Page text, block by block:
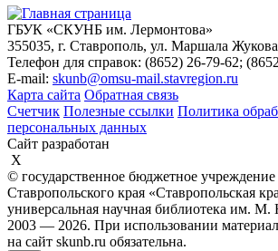
ГБУК «СКУНБ им. Лермонтова»
355035, г. Ставрополь, ул. Маршала
Телефон для справок: (8652) 26-79-62;
E-mail: skunb@omsu-mail.stavregion.ru
Карта сайта Обратная связь
Счетчик Полезные ссылки Политика
персональных данных
Сайт разработан
X
© государственное бюджетное учреждение
Ставропольского края «Ставропольская
универсальная научная библиотека им.
2003 — 2026. При использовании
на сайт skunb.ru обязательна.